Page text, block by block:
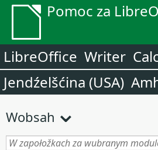
Pomoc za
LibreOffice Writer
Jendźelšćina (USA)
Wobsah